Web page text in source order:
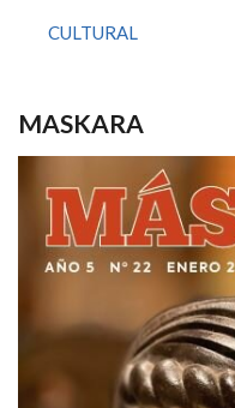
CULTURAL
MASKARA